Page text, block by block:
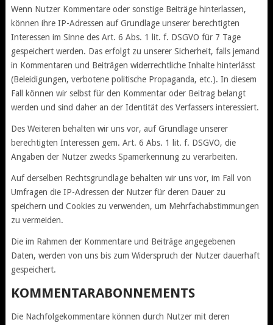
Wenn Nutzer Kommentare oder sonstige Beiträge hinterlassen,
können ihre IP-Adressen auf Grundlage unserer berechtigten
Interessen im Sinne des Art. 6 Abs. 1 lit. f. DSGVO für 7 Tage
gespeichert werden. Das erfolgt zu unserer Sicherheit, falls jemand
in Kommentaren und Beiträgen widerrechtliche Inhalte hinterlässt
(Beleidigungen, verbotene politische Propaganda, etc.). In diesem
Fall können wir selbst für den Kommentar oder Beitrag belangt
werden und sind daher an der Identität des Verfassers interessiert.
Des Weiteren behalten wir uns vor, auf Grundlage unserer
berechtigten Interessen gem. Art. 6 Abs. 1 lit. f. DSGVO, die
Angaben der Nutzer zwecks Spamerkennung zu verarbeiten.
Auf derselben Rechtsgrundlage behalten wir uns vor, im Fall von
Umfragen die IP-Adressen der Nutzer für deren Dauer zu
speichern und Cookies zu verwenden, um Mehrfachabstimmungen
zu vermeiden.
Die im Rahmen der Kommentare und Beiträge angegebenen
Daten, werden von uns bis zum Widerspruch der Nutzer dauerhaft
gespeichert.
KOMMENTARABONNEMENTS
Die Nachfolgekommentare können durch Nutzer mit deren